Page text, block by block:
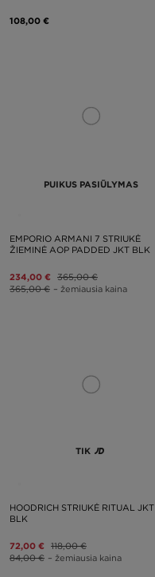
108,00 €
PUIKUS PASIŪLYMAS
EMPORIO ARMANI 7 STRIUKĖ
ŽIEMINĖ AOP PADDED JKT BLK
234,00 € 365,00 €
365,00 € – žemiausia kaina
TIK
HOODRICH STRIUKĖ RITUAL JKT
BLK
72,00 € 118,00 €
84,00 € – žemiausia kaina